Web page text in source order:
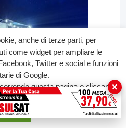
anche di terze parti, per
come widget per ampliare le
Twitter e social e funzioni
di Google.
questa pagina o cliccando
acconsenti all'uso dei cookie.
Accetta
×